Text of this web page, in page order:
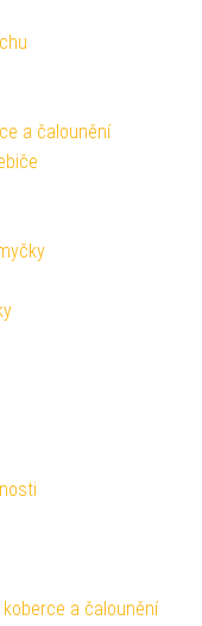
a čalounění
a čalounění